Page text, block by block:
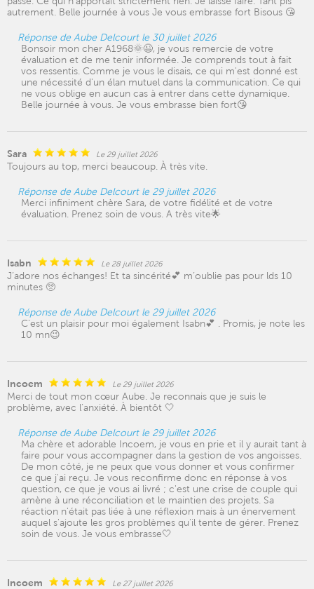
autrement. Belle journée à vous Je vous embrasse fort Bisous 😘
Réponse de Aube Delcourt le 30 juillet 2026
Bonsoir mon cher A1968🌞😉, je vous remercie de votre
évaluation et de me tenir informée. Je comprends tout à fait
vos ressentis. Comme je vous le disais, ce qui m'est donné est
une nécessité d'un élan mutuel dans la communication. Ce qui
ne vous oblige en aucun cas à entrer dans cette dynamique.
Belle journée à vous. Je vous embrasse bien fort😘
Sara Le 29 juillet 2026
Toujours au top, merci beaucoup. À très vite.
Réponse de Aube Delcourt le 29 juillet 2026
Merci infiniment chère Sara, de votre fidélité et de votre
évaluation. Prenez soin de vous. A très vite🌟
Isabn Le 28 juillet 2026
J’adore nos échanges! Et ta sincérité💕 m’oublie pas pour lds 10
minutes 🥺
Réponse de Aube Delcourt le 29 juillet 2026
C'est un plaisir pour moi également Isabn💕 . Promis, je note les
10 mn😉
Incoem Le 29 juillet 2026
Merci de tout mon cœur Aube. Je reconnais que je suis le
problème, avec l’anxiété. À bientôt 🤍
Réponse de Aube Delcourt le 29 juillet 2026
Ma chère et adorable Incoem, je vous en prie et il y aurait tant à
faire pour vous accompagner dans la gestion de vos angoisses.
De mon côté, je ne peux que vous donner et vous confirmer
ce que j'ai reçu. Je vous reconfirme donc en réponse à vos
question, ce que je vous ai livré ; c'est une crise de couple qui
amène à une réconciliation et le maintien des projets. Sa
réaction n'était pas liée à une réflexion mais à un énervement
auquel s'ajoute les gros problèmes qu'il tente de gérer. Prenez
soin de vous. Je vous embrasse🤍
Incoem Le 27 juillet 2026